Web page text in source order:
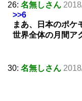
26: 名無しさん
>>6
まあ、日本のポケ
世界全体の月間ア
30: 名無しさん